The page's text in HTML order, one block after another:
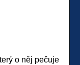
o něj pečuje